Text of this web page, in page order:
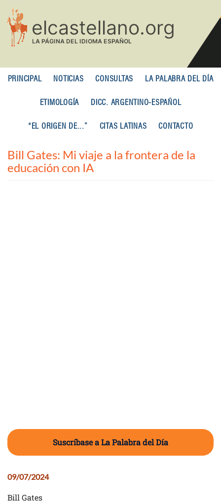
contenido
principal
PRINCIPAL NOTICIAS CONSULTAS LA PALABRA DEL DÍA
ETIMOLOGÍA DICC. ARGENTINO-ESPAÑOL
“EL ORIGEN DE...” CITAS LATINAS CONTACTO
Bill Gates: Mi viaje a la frontera de la
educación con IA
Suscríbase a La Palabra del Día
09/07/2024
Bill Gates